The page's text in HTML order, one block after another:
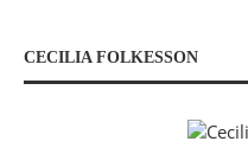
CECILIA FOLKESSON